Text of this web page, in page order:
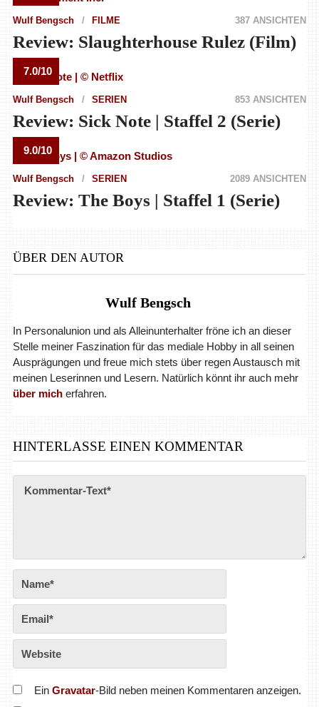
Wulf Bengsch FILME 387 ANSICHTEN
Review: Slaughterhouse Rulez (Film)
7.0/10
Wulf Bengsch SERIEN 853 ANSICHTEN
Review: Sick Note | Staffel 2 (Serie)
9.0/10
Wulf Bengsch SERIEN 2089 ANSICHTEN
Review: The Boys | Staffel 1 (Serie)
ÜBER DEN AUTOR
Wulf Bengsch
In Personalunion und als Alleinunterhalter fröne ich an dieser
Stelle meiner Faszination für das mediale Hobby in all seinen
Ausprägungen und freue mich stets über regen Austausch mit
meinen Leserinnen und Lesern. Natürlich könnt ihr auch mehr
über micherfahren.
HINTERLASSE EINEN KOMMENTAR
Ein Gravatar-Bild neben meinen Kommentaren anzeigen.